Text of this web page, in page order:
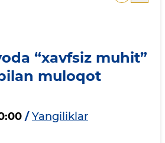
“xavfsiz muhit”
muloqot
/ Yangiliklar